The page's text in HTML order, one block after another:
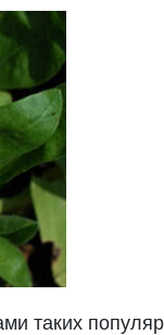
таких